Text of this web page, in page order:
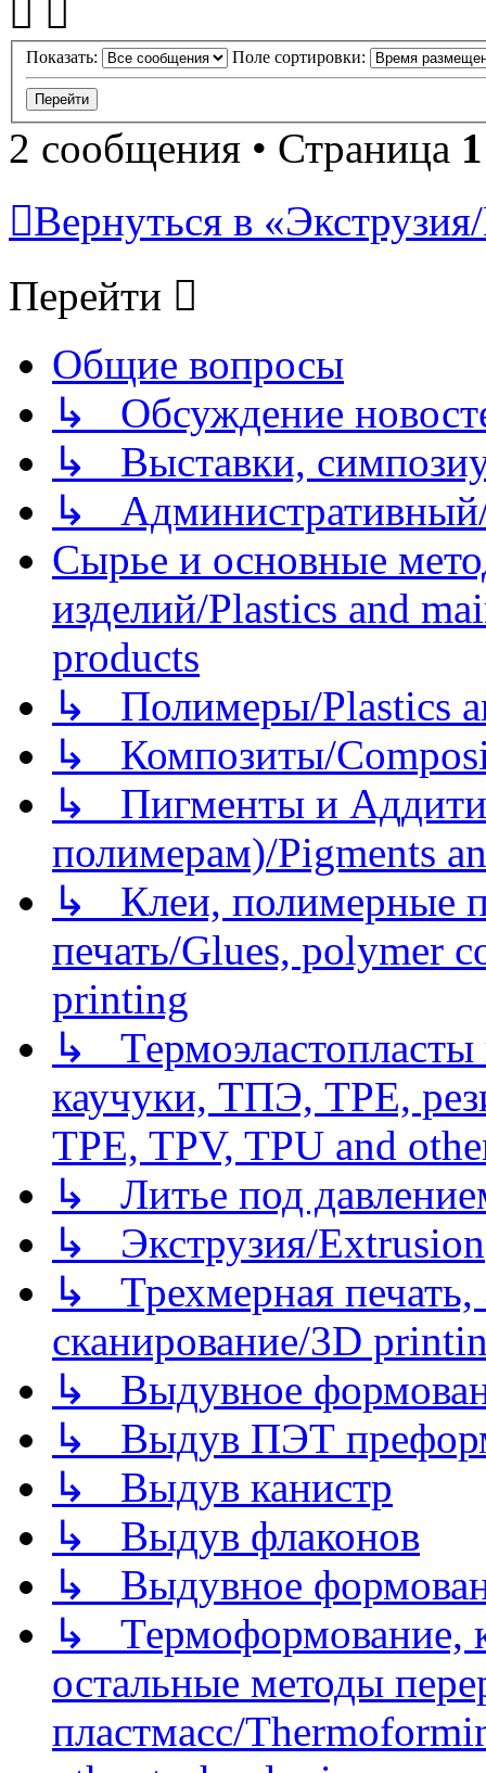
Показать: Поле сортировки:
2 сообщения • Страница 1
Вернуться в
Перейти
Общие вопросы
↳ Обсуждение
↳ Выставки,
↳
Сырье и основные
изделий/Plastics and
products
↳ Полимеры/Plastics
↳ Композиты/
↳ Пигменты и
полимерам)/Pigments
↳ Клеи, полимерные
печать/Glues, polymer
printing
↳
каучуки, ТПЭ, TPE,
TPE, TPV, TPU and
↳ Литье под
↳ Экструзия/Extrusion
↳ Трехмерная
сканирование/3D
↳ Выдувное
↳ Выдув ПЭТ
↳ Выдув канистр
↳ Выдув флаконов
↳ Выдувное
↳ Термоформование,
остальные методы
пластмасс/